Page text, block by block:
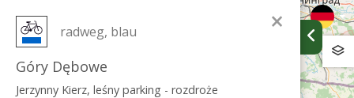
×
radweg, blau
Góry Dębowe
Jerzynny Kierz, leśny parking - rozdroże